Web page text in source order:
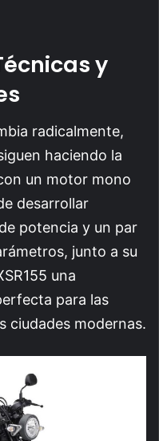
y
radicalmente,
haciendo la
un motor mono
desarrollar
de potencia y un par
junto a su
una
para las
ciudades modernas.